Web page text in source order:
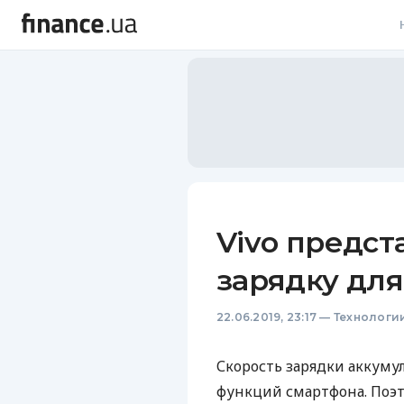
Vivo
зарядку
22.06.2019, 23:17 —
Скорость зарядки
функций смартфона.